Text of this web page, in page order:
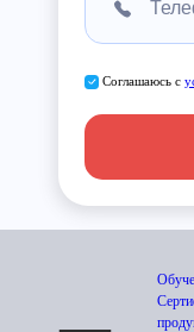
Соглашаюсь с